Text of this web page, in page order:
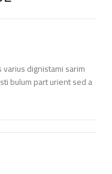
dignistami sarim
bulum part urient sed a